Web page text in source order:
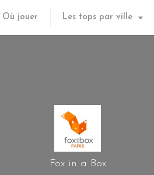
Où jouer Les tops par ville
Fox in a Box